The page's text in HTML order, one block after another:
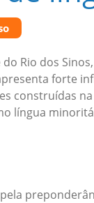
do Rio dos
forte
construídas
língua